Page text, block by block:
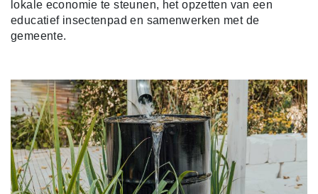
lokale economie te steunen, het opzetten van een
educatief insectenpad en samenwerken met de
gemeente.